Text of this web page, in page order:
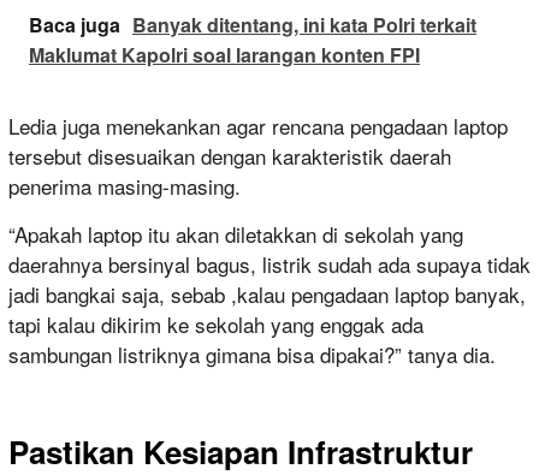
Baca juga Banyak ditentang, ini kata Polri terkait
Maklumat Kapolri soal larangan konten FPI
Ledia juga menekankan agar rencana pengadaan laptop
tersebut disesuaikan dengan karakteristik daerah
penerima masing-masing.
“Apakah laptop itu akan diletakkan di sekolah yang
daerahnya bersinyal bagus, listrik sudah ada supaya tidak
jadi bangkai saja, sebab ,kalau pengadaan laptop banyak,
tapi kalau dikirim ke sekolah yang enggak ada
sambungan listriknya gimana bisa dipakai?” tanya dia.
Pastikan Kesiapan Infrastruktur